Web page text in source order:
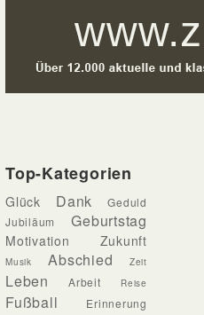
Top-Kategorien
Glück Dank
Geduld
Jubiläum
Geburtstag
Motivation Zukunft
Musik Abschied Zeit
Leben Arbeit Reise
Fußball Erinnerung